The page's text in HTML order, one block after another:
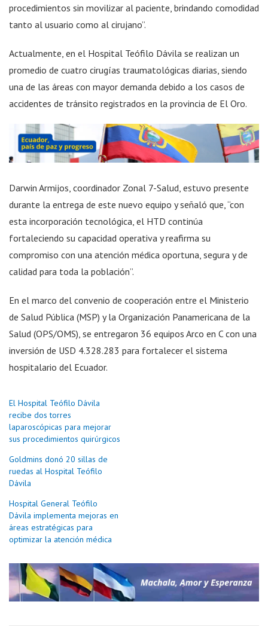
procedimientos sin movilizar al paciente, brindando comodidad
tanto al usuario como al cirujano”.
Actualmente, en el Hospital Teófilo Dávila se realizan un
promedio de cuatro cirugías traumatológicas diarias, siendo
una de las áreas con mayor demanda debido a los casos de
accidentes de tránsito registrados en la provincia de El Oro.
Darwin Armijos, coordinador Zonal 7-Salud, estuvo presente
durante la entrega de este nuevo equipo y señaló que, “con
esta incorporación tecnológica, el HTD continúa
fortaleciendo su capacidad operativa y reafirma su
compromiso con una atención médica oportuna, segura y de
calidad para toda la población”.
En el marco del convenio de cooperación entre el Ministerio
de Salud Pública (MSP) y la Organización Panamericana de la
Salud (OPS/OMS), se entregaron 36 equipos Arco en C con una
inversión de USD 4.328.283 para fortalecer el sistema
hospitalario del Ecuador.
El Hospital Teófilo Dávila
recibe dos torres
laparoscópicas para mejorar
sus procedimientos quirúrgicos
Goldmins donó 20 sillas de
ruedas al Hospital Teófilo
Dávila
Hospital General Teófilo
Dávila implementa mejoras en
áreas estratégicas para
optimizar la atención médica